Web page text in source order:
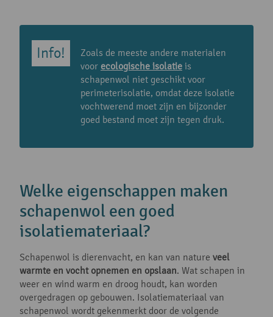
Zoals de meeste andere materialen
voor ecologische isolatie is
schapenwol niet geschikt voor
perimeterisolatie, omdat deze isolatie
vochtwerend moet zijn en bijzonder
goed bestand moet zijn tegen druk.
Welke eigenschappen maken
schapenwol een goed
isolatiemateriaal?
Schapenwol is dierenvacht, en kan van nature veel
warmte en vocht opnemen en opslaan. Wat schapen in
weer en wind warm en droog houdt, kan worden
overgedragen op gebouwen. Isolatiemateriaal van
schapenwol wordt gekenmerkt door de volgende